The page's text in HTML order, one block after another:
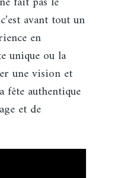
avant tout un
en
unique ou la
une vision et
fête authentique
et de